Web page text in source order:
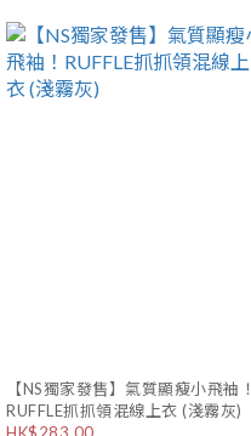
【NS獨家發售】氣質顯瘦小飛袖！
RUFFLE抓抓領混線上衣 (淺霧灰)
HK$283.00